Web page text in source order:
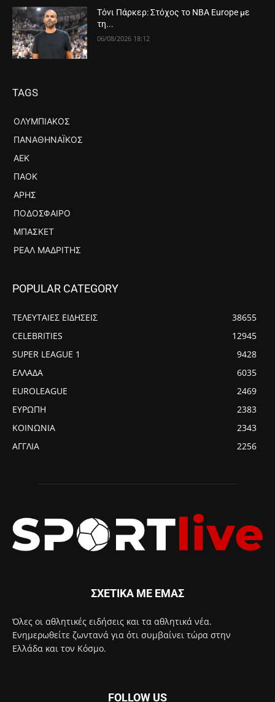
Τόνι Πάρκερ: Στόχος το NBA Europe με
τη...
06/08/2026 18:12
TAGS
ΟΛΥΜΠΙΑΚΌΣ
ΠΑΝΑΘΗΝΑΪΚΌΣ
ΑΕΚ
ΠΑΟΚ
ΆΡΗΣ
ΠΟΔΌΣΦΑΙΡΟ
ΜΠΆΣΚΕΤ
ΡΕΆΛ ΜΑΔΡΊΤΗΣ
POPULAR CATEGORY
ΤΕΛΕΥΤΑΙΕΣ ΕΙΔΗΣΕΙΣ
38655
CELEBRITIES
12945
SUPER LEAGUE 1
9428
ΕΛΛΑΔΑ
6035
EUROLEAGUE
2469
ΕΥΡΩΠΗ
2383
ΚΟΙΝΩΝΙΑ
2343
ΑΓΓΛΙΑ
2256
ΣΧΕΤΙΚΑ ΜΕ ΕΜΑΣ
Όλες οι αθλητικές ειδήσεις και τα αθλητικά νέα.
Ενημερωθείτε ζωντανά για ότι συμβαίνει τώρα στην
Ελλάδα και τον Κόσμο.
FOLLOW US